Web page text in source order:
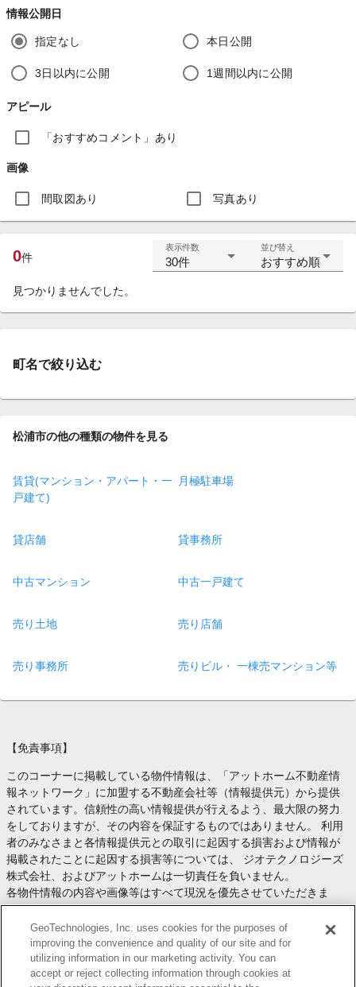
情報公開日
指定なし 本日公開
3日以内に公開 1週間以内に公開
アピール
「おすすめコメント」あり
画像
間取図あり 写真あり
0件
表示件数
30件
並び替え
おすすめ順
見つかりませんでした。
町名で絞り込む
松浦市の他の種類の物件を見る
賃貸(マンション・アパート・一
戸建て)
月極駐車場
貸店舗 貸事務所
中古マンション 中古一戸建て
売り土地 売り店舗
売り事務所 売りビル・ 一棟売マンション等
【免責事項】
このコーナーに掲載している物件情報は、「アットホーム不動産情
報ネットワーク」に加盟する不動産会社等（情報提供元）から提供
されています。信頼性の高い情報提供が行えるよう、最大限の努力
をしておりますが、その内容を保証するものではありません。 利用
者のみなさまと各情報提供元との取引に起因する損害および情報が
掲載されたことに起因する損害等については、 ジオテクノロジーズ
株式会社、およびアットホームは一切責任を負いません。
各物件情報の内容や画像等はすべて現況を優先させていただきま
す。
お取引等（お取引の準備、資金調達等を含みます）の際には、内容
や契約条件等について、 各情報提供元より十分な説明を受け、ご自
身でご確認の上、判断してください。
このコーナーへの物件情報のご掲載、その他不動産業務ソリューシ
GeoTechnologies, Inc. uses cookies for the purposes of
improving the convenience and quality of our site and for
utilizing information in our marketing activity. You can
accept or reject collecting information through cookies at